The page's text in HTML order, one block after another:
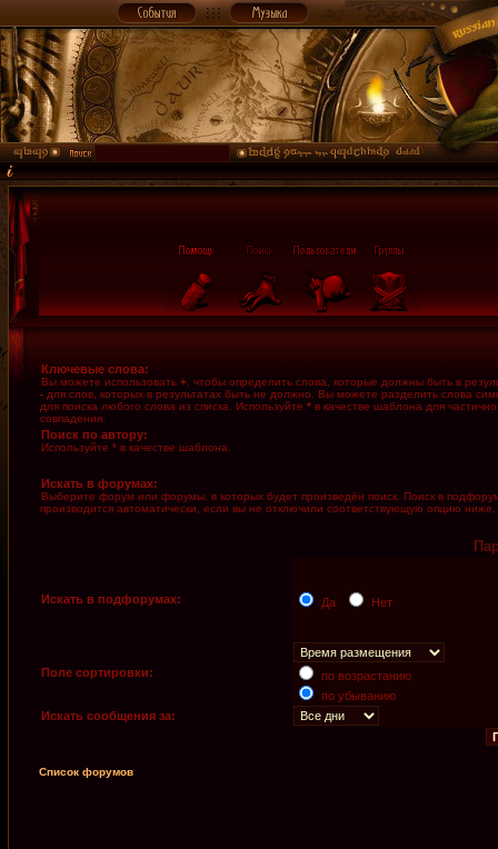
Ключевые слова:
Вы можете использовать + , чтобы определить слова, которые должны быть в
- для слов, которых в результатах быть не должно. Вы можете разделить слова
для поиска любого слова из списка. Используйте * в качестве шаблона для
совпадения.
Поиск по автору:
Используйте * в качестве шаблона.
Искать в форумах:
Выберите форум или форумы, в которых будет произведён поиск. Поиск в
производится автоматически, если вы не отключили соответствующую опцию ниже.
Искать в подфорумах: Да Нет
Поле сортировки:
по возрастанию
по убыванию
Искать сообщения за:
Список форумов